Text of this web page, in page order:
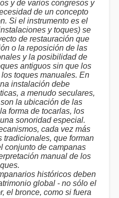
y de varios congresos y
de un concepto
Si el instrumento es el
y toques) se
de restauración que
o la reposición de las
y la posibilidad de
antiguos sin que los
toques manuales. En
instalación debe
a menudo seculares,
la ubicación de las
forma de tocarlas, los
sonoridad especial.
cada vez más
tradicionales, que forman
conjunto de campanas
manual de los
históricos deben
global - no sólo el
el bronce, como si fuera